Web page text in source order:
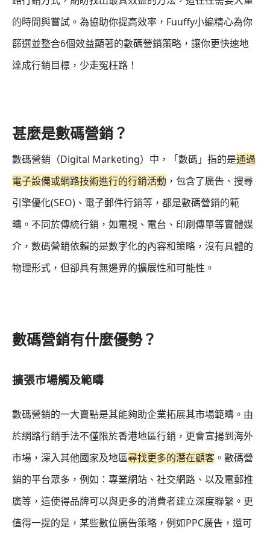
的時間與嘗試。為協助你提高效率，Fuuffy小編精心為你
篩選並整合6個效益顯著的數碼營銷策略，讓你更快速地
達成行銷目標，少走冤枉路！
甚麼是數碼營銷？
數碼營銷（Digital Marketing）中，「數碼」指的是通過
電子設備或網路技術進行的行銷活動 ，包含了廣告、搜尋
引擎優化(SEO)、電子郵件行銷等，都是數碼營銷的範
疇。不同於傳統行銷，如電視、電台、印刷傳單等實體媒
介，數碼營銷依賴的是數字化的內容和策略，沒有具體的
物理形式，但卻具有無邊界的擴展性和可能性。
數碼營銷有什麼優勢？
擴張市場觸及範疇
數碼營銷的一大賣點是其能夠助企業拓展其市場範疇。由
於網路行銷手法不僅限於香港地區行銷，更會宣揚到海外
市場，深入其他國家及地區尋找更多的潛在顧客 。數碼營
銷的平台眾多，例如：專業網站、社交網路、以及電郵推
廣等，這使得品牌可以與更多的消費者建立深度聯繫。更
值得一提的是，某些數位廣告策略，例如PPC廣告，還可